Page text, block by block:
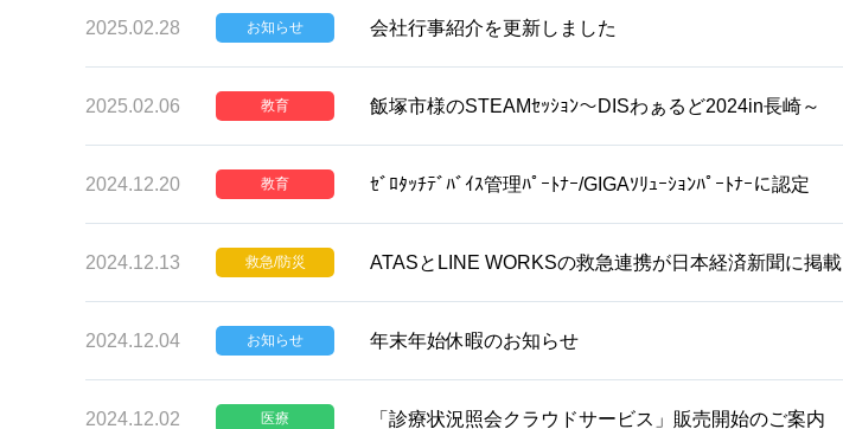
2025.02.28 お知らせ 会社行事紹介を更新しました
2025.02.06 教育 飯塚市様のSTEAMｾｯｼｮﾝ～DISわぁるど2024in長崎～
2024.12.20 教育 ｾﾞﾛﾀｯﾁﾃﾞﾊﾞｲｽ管理ﾊﾟｰﾄﾅｰ/GIGAｿﾘｭｰｼｮﾝﾊﾟｰﾄﾅｰに認定
2024.12.13 救急/防災 ATASとLINE WORKSの救急連携が日本経済新聞に掲載
2024.12.04 お知らせ 年末年始休暇のお知らせ
2024.12.02 医療 「診療状況照会クラウドサービス」販売開始のご案内